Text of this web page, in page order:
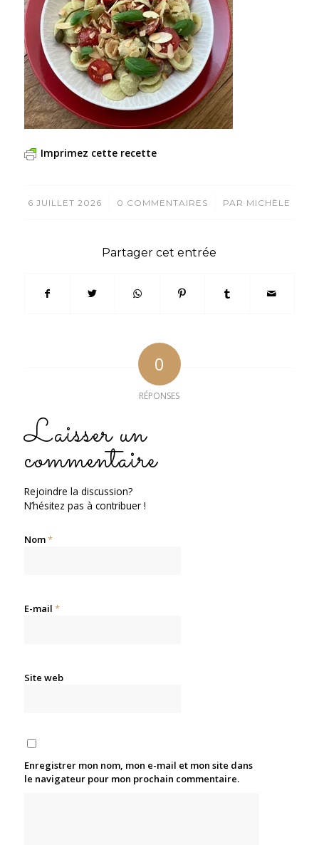
Imprimez cette recette
6 JUILLET 2026
/ 0 COMMENTAIRES
/ PAR MICHÈLE
Partager cet entrée
0
RÉPONSES
Laisser un
commentaire
Rejoindre la discussion?
N’hésitez pas à contribuer !
Nom*
E-mail *
Site web
Enregistrer mon nom, mon e-mail et mon site dans
le navigateur pour mon prochain commentaire.